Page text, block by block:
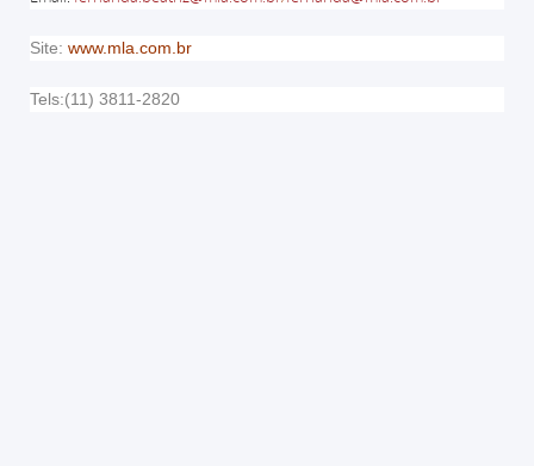
Site: www.mla.com.br
Tels:(11) 3811-2820